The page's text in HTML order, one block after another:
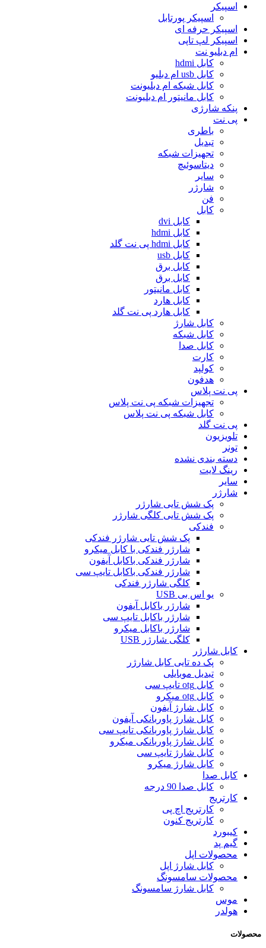
اسپیکر
اسپیکر پورتابل
اسپیکر حرفه ای
اسپیکر لپ تاپی
ام دبلیو نت
کابل hdmi
کابل usb ام دبلیو
کابل شبکه ام دبلیونت
کابل مانیتور ام دبلیونت
پنکه شارژی
پی نت
باطری
تبدیل
تجهیزات شبکه
دیتاسوئیچ
سایر
شارژر
فن
کابل
کابل dvi
کابل hdmi
کابل hdmi پی نت گلد
کابل usb
کابل برق
کابل برق
کابل مانیتور
کابل هارد
کابل هارد پی نت گلد
کابل شارژ
کابل شبکه
کابل صدا
کارت
کولپد
هدفون
پی نت پلاس
تجهیزات شبکه پی نت پلاس
کابل شبکه پی نت پلاس
پی نت گلد
تلویزیون
تونر
دسته بندی نشده
رینگ لایت
سایر
شارژر
پک شش تایی شارژر
پک شش تایی کلگی شارژر
فندکی
پک شش تایی شارژر فندکی
شارژر فندکی با کابل میکرو
شارژر فندکی باکابل آیفون
شارژر فندکی باکابل تایپ سی
کلگی شارژر فندکی
یو اس بی USB
شارژر باکابل آیفون
شارژر باکابل تایپ سی
شارژر باکابل میکرو
کلگی شارژر USB
کابل شارژر
پک ده تایی کابل شارژر
تبدیل موبایلی
کابل otg تایپ سی
کابل otg میکرو
کابل شارژ آیفون
کابل شارژ پاوربانکی آیفون
کابل شارژ پاوربانکی تایپ سی
کابل شارژ پاوربانکی میکرو
کابل شارژ تایپ سی
کابل شارژ میکرو
کابل صدا
کابل صدا 90 درجه
کارتریج
کارتریج اچ پی
کارتریج کنون
کیبورد
گیم پد
محصولات اپل
کابل شارژ اپل
محصولات سامسونگ
کابل شارژ سامسونگ
موس
هولدر
محصولات